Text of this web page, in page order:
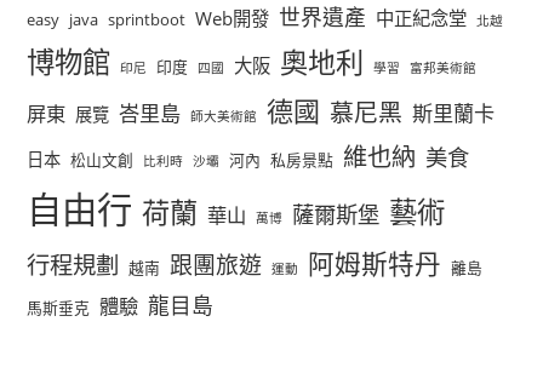
easy java sprintboot Web開發 世界遺產 中正紀念堂 北越
博物館 印尼 印度 四國 大阪 奧地利 學習 富邦美術館
屏東 展覽 峇里島 師大美術館 德國 慕尼黑 斯里蘭卡
日本 松山文創 比利時 沙壩 河內 私房景點 維也納 美食
自由行 荷蘭 華山 萬博 薩爾斯堡 藝術
行程規劃 越南 跟團旅遊 運動 阿姆斯特丹 離島
馬斯垂克 體驗 龍目島